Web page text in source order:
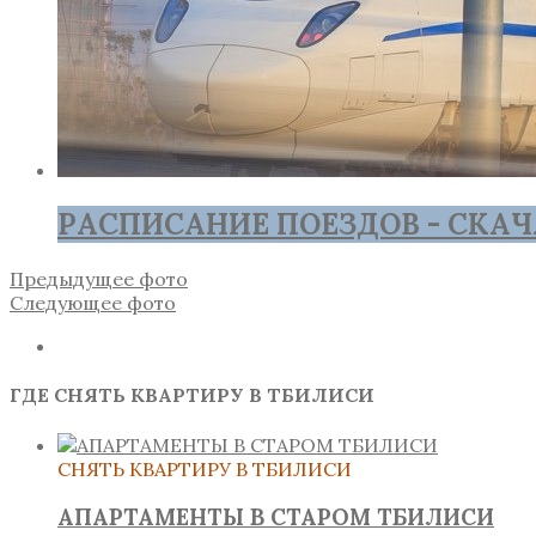
РАСПИСАНИЕ ПОЕЗДОВ -
Предыдущее фото
Следующее фото
ГДЕ СНЯТЬ КВАРТИРУ В ТБИЛИСИ
СНЯТЬ КВАРТИРУ В ТБИЛИСИ
АПАРТАМЕНТЫ В СТАРОМ ТБИЛИСИ